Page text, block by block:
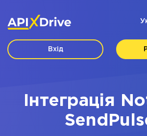
Вхід
Інтеграція